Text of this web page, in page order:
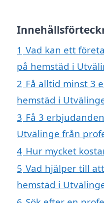
1 Vad kan ett
på hemstäd i
2 Få alltid minst 3
hemstäd i
3 Få 3
Utvälinge från
4 Hur mycket
5 Vad hjälper till
hemstäd i